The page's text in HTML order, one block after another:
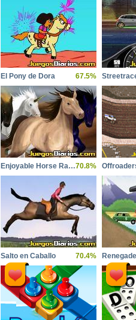
El Pony de Dora 67.5%
Enjoyable Horse Racing70.8%
Salto en Caballo 70.4%